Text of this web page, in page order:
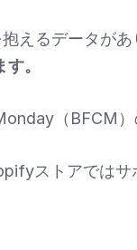
えるデータがあ
。
（BFCM）
ストアでは